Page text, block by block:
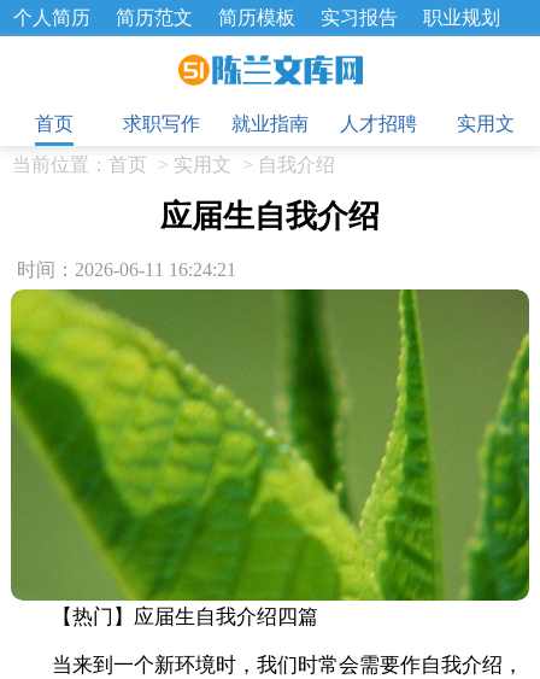
个人简历 简历范文 简历模板 实习报告
职业规划
招聘选拔 绩效考核 企业文化
工作总结
辞职报告
首页
求职写作 就业指南 人才招聘
实用文
当前位置： 首页 > 实用文 > 自我介绍
应届生自我介绍
时间：2026-06-11 16:24:21
【热门】应届生自我介绍四篇
当来到一个新环境时，我们时常会需要作自我介绍，